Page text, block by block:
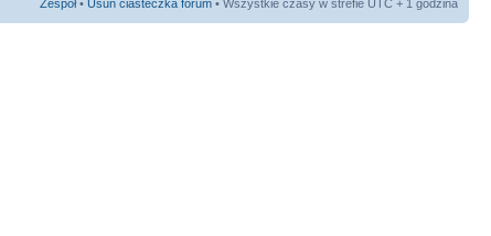
Zespół• Usuń ciasteczka forum • Wszystkie czasy w strefie UTC + 1 godzina